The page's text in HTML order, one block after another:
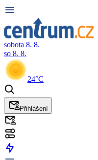
sobota 8. 8.
so 8. 8.
24°C
Přihlášení